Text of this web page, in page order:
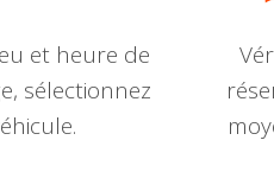
et heure de
sélectionnez